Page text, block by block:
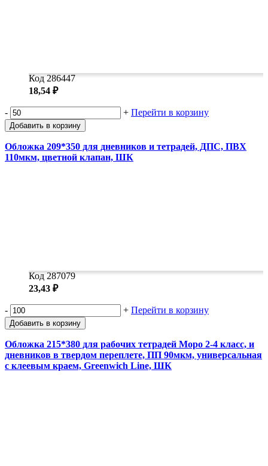
Код 286447
18,54 ₽
- + Перейти в корзину
Добавить в корзину
Обложка 209*350 для дневников и тетрадей, ДПС, ПВХ
110мкм, цветной клапан, ШК
Код 287079
23,43 ₽
- + Перейти в корзину
Добавить в корзину
Обложка 215*380 для рабочих тетрадей Моро 2-4 класс, и
дневников в твердом переплете, ПП 90мкм, универсальная
с клеевым краем, Greenwich Line, ШК